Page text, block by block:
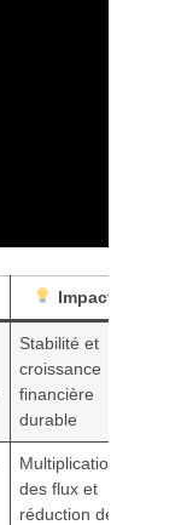
Impact
Stabilité et
croissance
financière
durable
Multiplication
des flux et
réduction des